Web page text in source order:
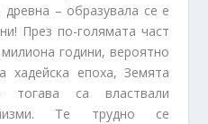
– образувала се е
През по-голямата част
години, вероятно
хадейска епоха, Земята
са властвали
Те трудно се